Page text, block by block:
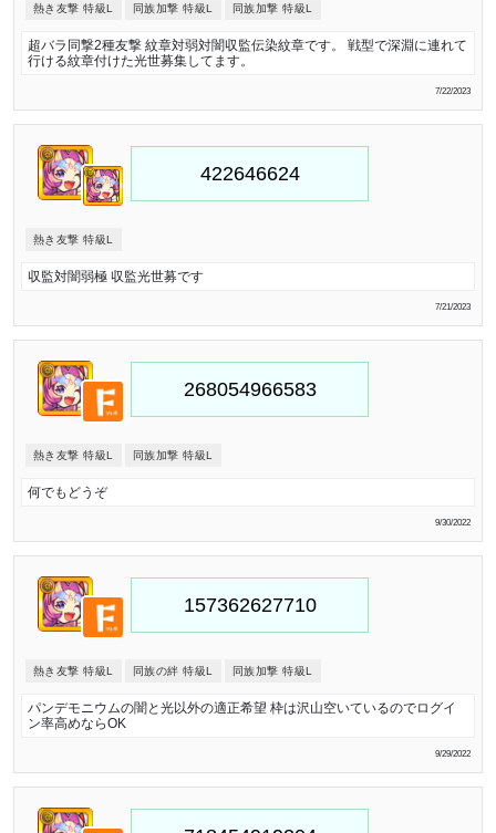
熱き友撃 特級L 同族加撃 特級L 同族加撃 特級L
超バラ同撃2種友撃 紋章対弱対闇収監伝染紋章です。 戦型で深淵に連れて
行ける紋章付けた光世募集してます。
7/22/2023
熱き友撃 特級L
収監対闇弱極 収監光世募です
7/21/2023
熱き友撃 特級L 同族加撃 特級L
何でもどうぞ
9/30/2022
熱き友撃 特級L 同族の絆 特級L 同族加撃 特級L
パンデモニウムの闇と光以外の適正希望 枠は沢山空いているのでログイ
ン率高めならOK
9/29/2022